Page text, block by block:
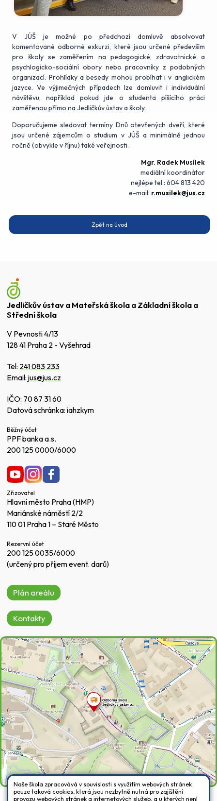
V JÚŠ je možné po předchozí domluvě absolvovat
komentované odborné exkurzi, které jsou určené především
pro školy se zaměřením na pedagogické, zdravotnické a
psychlogicko-sociální obory nebo pracovníky z podobných
organizací. Prohlídky a besedy mohou probíhat i v anglickém
jazyce. Ve výjimečných případech lze domluvit i individuální
návštěvu, například pokud jde o studenta píšícího práci
zaměřenou přímo na Jedličkův ústav a školy.
Doporučujeme sledovat termíny Dnů otevřených dveří, které
jsou určené zájemcům o studium v JÚŠ a minimálně jednou
ročně (obvykle v říjnu) také veřejnosti.
Mgr. Radek Musílek
mediální koordinátor
nejlépe tel.: 604 813 420
e-mail: r.musilek@jus.cz
Zpět na úvod
Jedličkův ústav a Mateřská škola a Základní škola a
Střední škola
V Pevnosti 4/13
128 41 Praha 2 - Vyšehrad
Tel: 241 083 233
Email: jus@jus.cz
IČO: 70 87 31 60
Datová schránka: iahzkym
Běžný účet
PPF banka a.s.
200 125 0000/6000
Zřizovatel
Hlavní město Praha (HMP)
Mariánské náměstí 2/2
110 01 Praha 1 – Staré Město
Rezervní účet
200 125 0035/6000
(určený pro příjem event. darů)
Plán areálu
Kontakty
Naše škola zpracovává v souvislosti s využitím webových stránek
pouze taková cookies, která jsou nezbytně nutná pro zajištění
provozu webových stránek a internetových služeb, a u kterých není